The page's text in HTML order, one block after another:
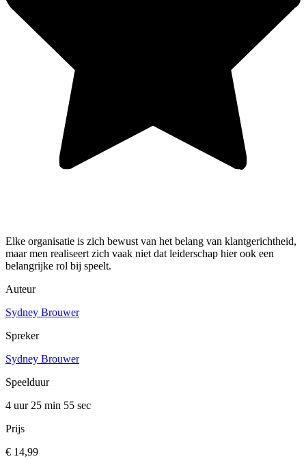
Elke organisatie is zich bewust van het belang van klantgerichtheid,
maar men realiseert zich vaak niet dat leiderschap hier ook een
belangrijke rol bij speelt.
Auteur
Sydney Brouwer
Spreker
Sydney Brouwer
Speelduur
4 uur 25 min 55 sec
Prijs
€ 14,99